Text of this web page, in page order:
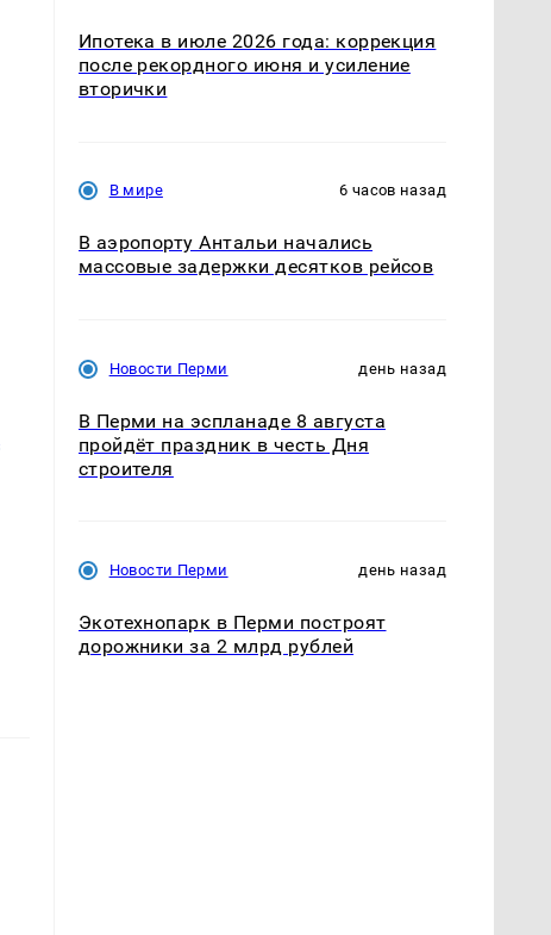
Ипотека в июле 2026 года: коррекция
после рекордного июня и усиление
вторички
В мире 6 часов назад
В аэропорту Антальи начались
массовые задержки десятков рейсов
Новости Перми день назад
В Перми на эспланаде 8 августа
пройдёт праздник в честь Дня
строителя
Новости Перми день назад
Экотехнопарк в Перми построят
дорожники за 2 млрд рублей